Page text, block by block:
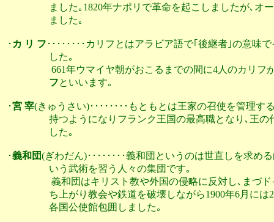
ました｡1820年ナポリで革命を起こしましたが
                  ました｡
･ カ リ フ ････････カリフとはアラビア語で｢後継者｣の意味
                  した｡
661年ウマイヤ朝がおこるまでの間に4人のカ
                  フ
といいます｡
･宮 宰(きゅうさい)････････もともとは王家の召使を管理す
持つようになりフランク王国の最高職となり､
                  した｡
･義和団(ぎわだん)････････義和団というのは世直しを求め
                  いう武術を習う人々の集団です｡
義和団はキリスト教や外国の侵略に反対し､
ち上がり教会や鉄道を破壊しながら1900年6月
                  各国公使館包囲しました｡